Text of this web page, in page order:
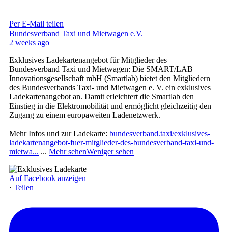
Per E-Mail teilen
Bundesverband Taxi und Mietwagen e.V.
2 weeks ago
Exklusives Ladekartenangebot für Mitglieder des
Bundesverband Taxi und Mietwagen: Die SMART/LAB
Innovationsgesellschaft mbH (Smartlab) bietet den Mitgliedern
des Bundesverbands Taxi- und Mietwagen e. V. ein exklusives
Ladekartenangebot an. Damit erleichtert die Smartlab den
Einstieg in die Elektromobilität und ermöglicht gleichzeitig den
Zugang zu einem europaweiten Ladenetzwerk.
Mehr Infos und zur Ladekarte: bundesverband.taxi/exklusives-
ladekartenangebot-fuer-mitglieder-des-bundesverband-taxi-und-
mietwa... ... Mehr sehenWeniger sehen
Auf Facebook anzeigen
· Teilen